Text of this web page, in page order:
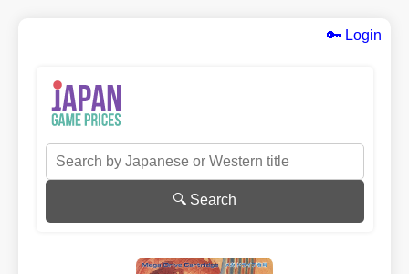
🔑 Login
🔍 Search